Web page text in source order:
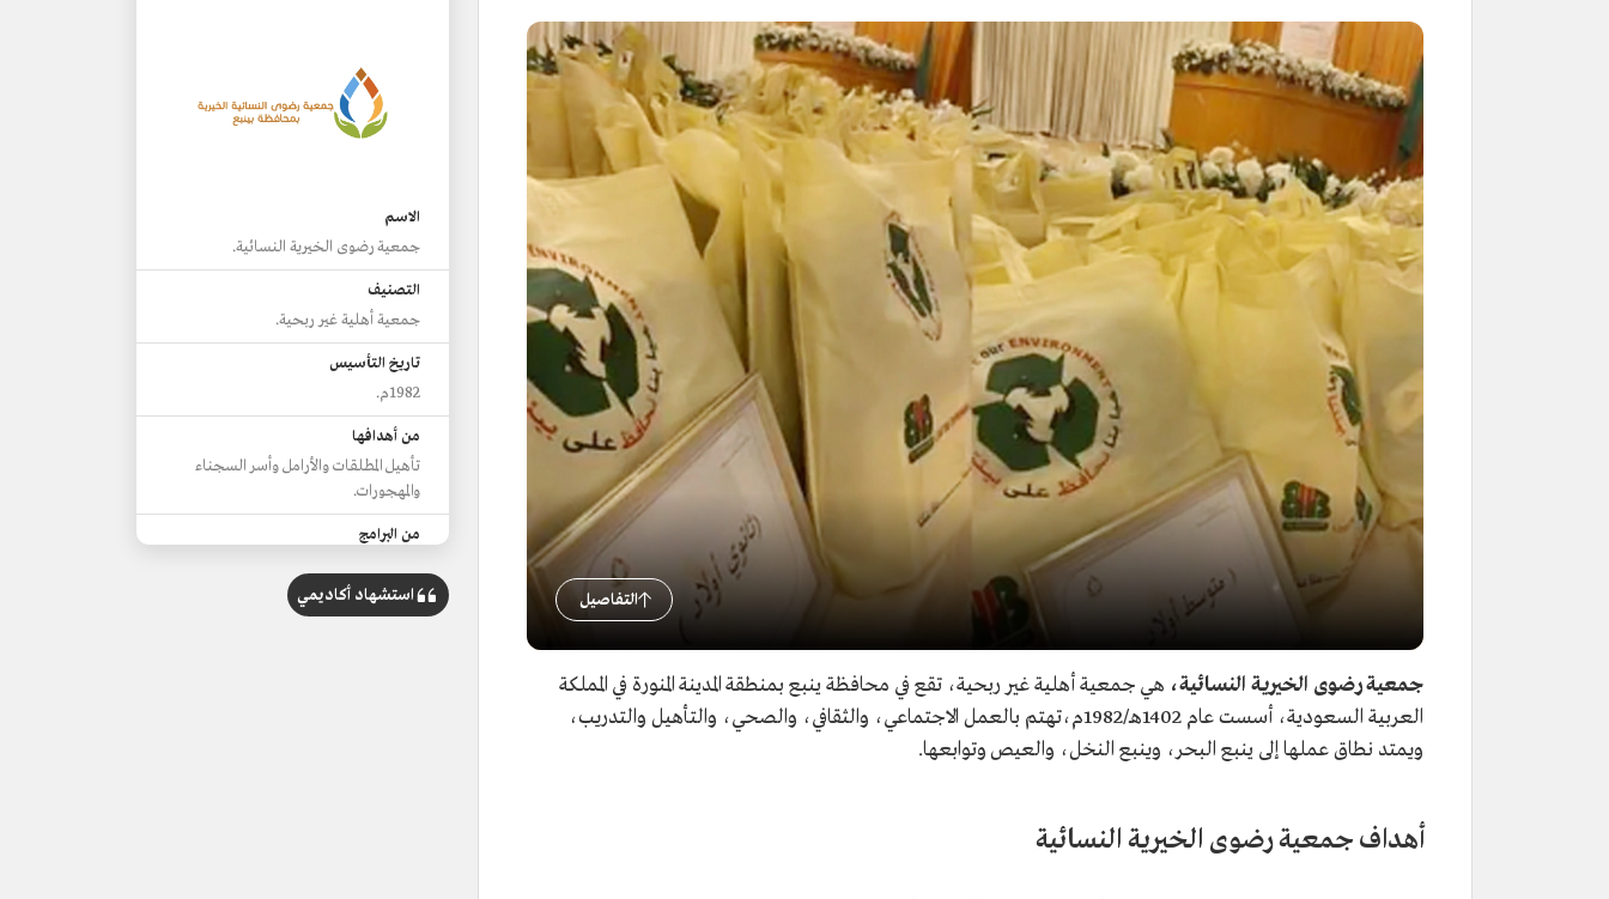
التفاصيل
جمعية رضوى الخيرية النسائية، هي جمعية أهلية غير ربحية، تقع في محافظة ينبع بمنطقة المدينة المنورة في المملكة
العربية السعودية، أسست عام 1402هـ/1982م،تهتم بالعمل الاجتماعي، والثقافي، والصحي، والتأهيل والتدريب،
ويمتد نطاق عملها إلى ينبع البحر، وينبع النخل، والعيص وتوابعها.
أهداف جمعية رضوى الخيرية النسائية
الاسم
جمعية رضوى الخيرية النسائية.
التصنيف
جمعية أهلية غير ربحية.
تاريخ التأسيس
1982م.
من أهدافها
تأهيل المطلقات والأرامل وأسر السجناء
والمهجورات.
من البرامج
النقدية، ومعونة الشتاء.
استشهاد أكاديمي